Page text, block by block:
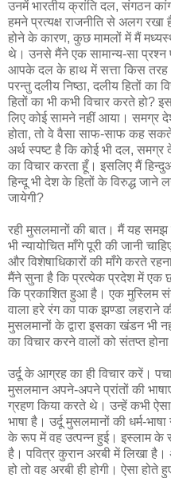
उनमें भारतीय क्रांति दल, संगठन
हमने प्रत्यक्ष राजनीति से अलग
होने के कारण, कुछ मामलों में मैं
थे। उनसे मैंने एक सामान्य-सा
आपके दल के हाथ में सत्ता किस तरह
परन्तु दलीय निष्ठा, दलीय हितों
हितों का भी कभी विचार करते हो?
लिए कोई सामने नहीं आया। समग्र
होता, तो वे वैसा साफ-साफ कह
अर्थ स्पष्ट है कि कोई भी दल, समग्र
का विचार करता हूँ। इसलिए मैं
हिन्दू भी देश के हितों के विरुद्ध जाने
जायेगी?
रही मुसलमानों की बात। मैं यह
भी न्यायोचित माँगे पूरी की जानी
और विशेषाधिकारों की माँगे करते
मैंने सुना है कि प्रत्येक प्रदेश में एक
कि प्रकाशित हुआ है। एक मुस्लिम
वाला हरे रंग का पाक झण्डा लहराने
मुसलमानों के द्वारा इसका खंडन भी
का विचार करने वालों को संतप्त
उर्दू के आग्रह का ही विचार करें।
मुसलमान अपने-अपने प्रांतों की
ग्रहण किया करते थे। उन्हें कभी
भाषा है। उर्दू मुसलमानों की धर्म-
के रूप में वह उत्पन्न हुई। इस्लाम के
है। पवित्र कुरान अरबी में लिखा है।
हो तो वह अरबी ही होगी। ऐसा